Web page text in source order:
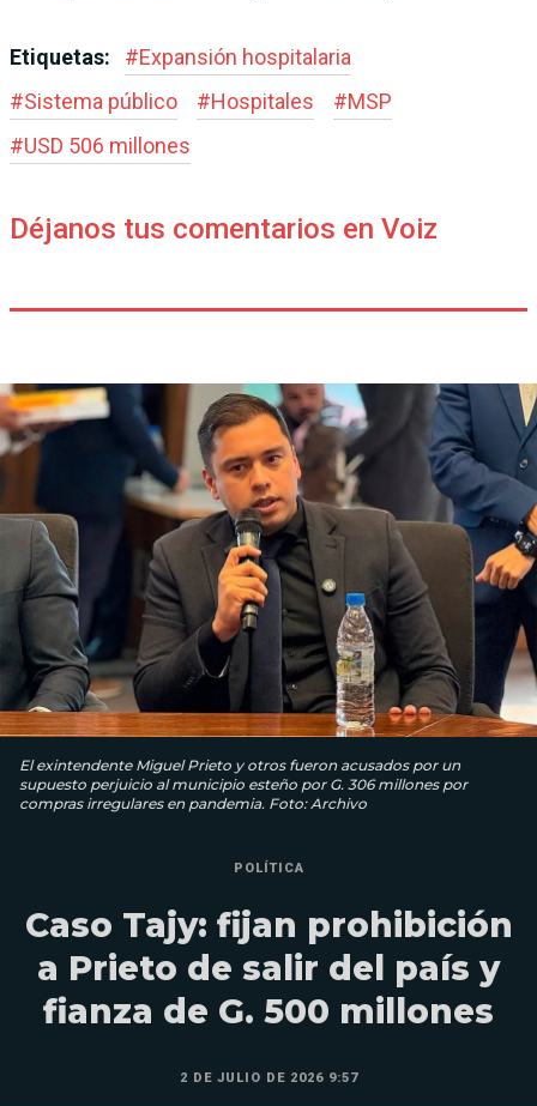
Etiquetas: #Expansión hospitalaria
#Sistema público #Hospitales #MSP
#USD 506 millones
Déjanos tus comentarios en Voiz
El exintendente Miguel Prieto y otros fueron acusados por un
supuesto perjuicio al municipio esteño por G. 306 millones por
compras irregulares en pandemia. Foto: Archivo
POLÍTICA
Caso Tajy: fijan prohibición
a Prieto de salir del país y
fianza de G. 500 millones
2 DE JULIO DE 2026 9:57